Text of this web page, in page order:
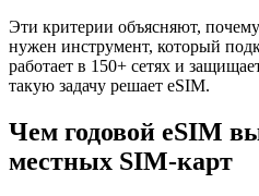
Эти критерии объясняют,
нужен инструмент, который
работает в 150+ сетях и
такую задачу решает eSIM.
Чем годовой eSIM
местных SIM-карт